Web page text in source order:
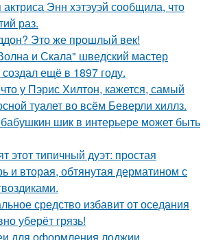
актриса Энн хэтэуэй сообщила, что
раз.
Это же прошлый век!
и Скала" шведский мастер
ещё в 1897 году.
у Пэрис Хилтон, кажется, самый
туалет во всём Беверли хиллз.
шик в интерьере может быть
этот типичный дуэт: простая
и вторая, обтянутая дерматином с
средство избавит от оседания
уберёт грязь!